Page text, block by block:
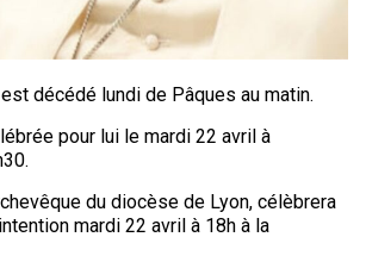
décédé lundi de Pâques au matin.
pour lui le mardi 22 avril à
du diocèse de Lyon, célèbrera
mardi 22 avril à 18h à la